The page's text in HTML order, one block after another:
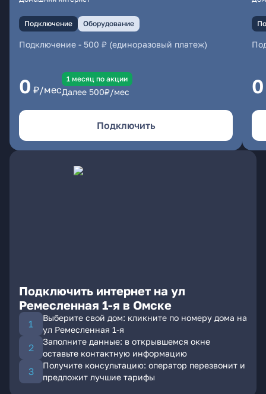
Подключение Оборудование
Подключение - 500 ₽ (единоразовый платеж)
0 ₽/мес
1 месяц по акции
Далее 500₽/мес
Подключить
0
Подключить интернет на ул
Ремесленная 1-я в Омске
Выберите свой дом: кликните по номеру дома на
ул Ремесленная 1-я
Заполните данные: в открывшемся окне
оставьте контактную информацию
Получите консультацию: оператор перезвонит и
предложит лучшие тарифы